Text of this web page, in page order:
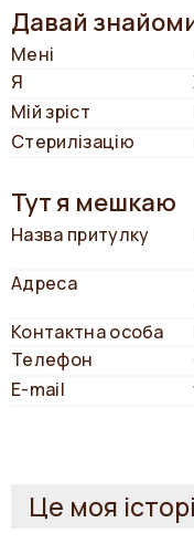
Давай
Мені
Я
Мій зріст
Стерилізацію
Тут я мешкаю
Назва притулку
Адреса
Контактна особа
Телефон
E-mail
Це моя